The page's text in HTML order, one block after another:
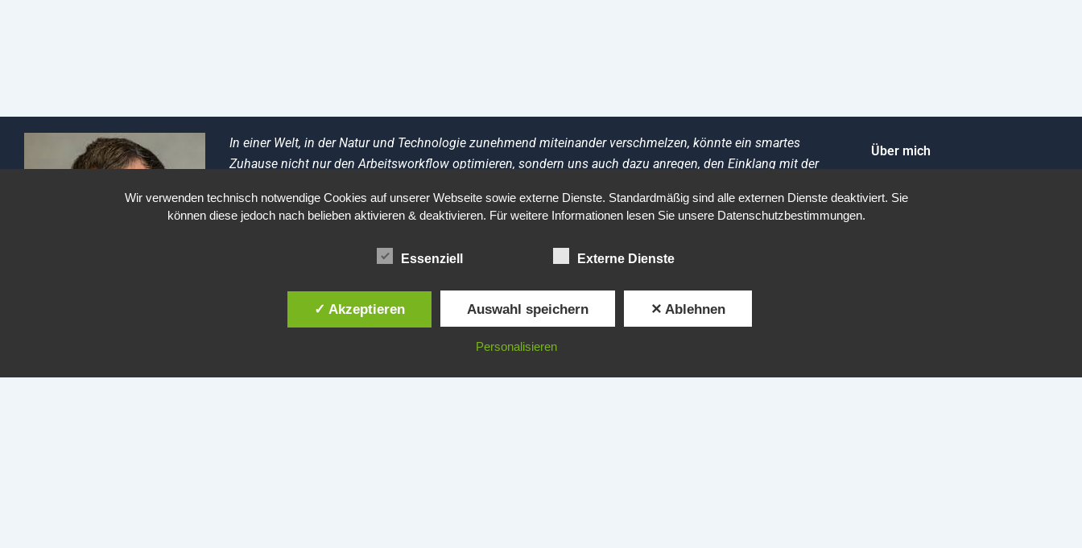
In einer Welt, in der Natur und Technologie zunehmend miteinander verschmelzen, könnte ein smartes
Zuhause nicht nur den Arbeitsworkflow optimieren, sondern uns auch dazu anregen, den Einklang mit der
Über mich
© 2025 by Michael Groß
Wir verwenden technisch notwendige Cookies auf unserer Webseite sowie externe Dienste. Standardmäßig sind alle externen Dienste deaktiviert. Sie
können diese jedoch nach belieben aktivieren & deaktivieren. Für weitere Informationen lesen Sie unsere Datenschutzbestimmungen.
Essenziell Externe Dienste
✓ Akzeptieren Auswahl speichern ✕ Ablehnen
Personalisieren